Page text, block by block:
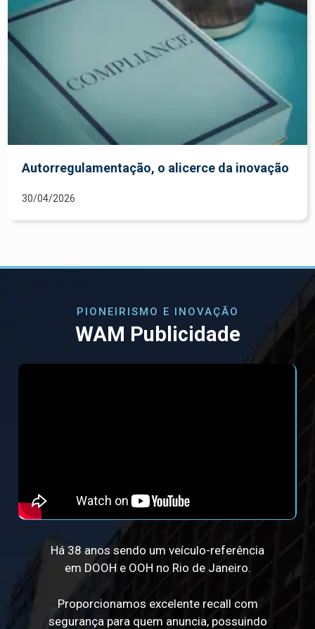
Autorregulamentação, o alicerce da inovação
30/04/2026
PIONEIRISMO E INOVAÇÃO
WAM Publicidade
Há 38 anos sendo um veículo-referência
em DOOH e OOH no Rio de Janeiro.
Proporcionamos excelente recall com
segurança para quem anuncia, possuindo